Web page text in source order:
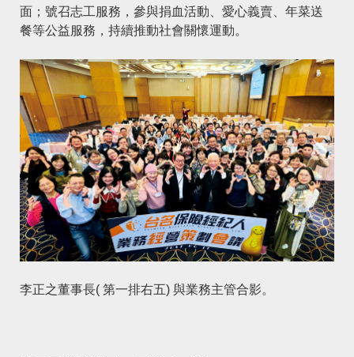
面；號召志工服務，參與捐血活動、愛心義賣、年菜送
餐等公益服務，持續推動社會關懷運動。
李正之董事長( 第一排右五) 與業務主管合影。